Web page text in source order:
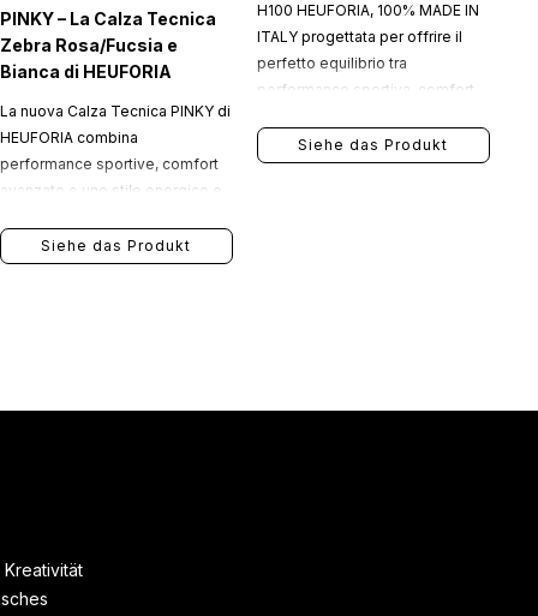
PINKY – La Calza Tecnica
Zebra Rosa/Fucsia e
Bianca di HEUFORIA
La nuova Calza Tecnica PINKY di
HEUFORIA combina
performance sportive, comfort
avanzato e uno stile energico e
Siehe das Produkt
H100 HEUFORIA, 100% MADE IN
ITALY progettata per offrire il
perfetto equilibrio tra
performance sportiva, comfort
contemporaneo.
Siehe das Produkt